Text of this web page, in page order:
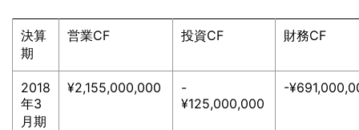
決算
期
営業CF 投資CF 財務CF
2018
年3
月期
¥2,155,000,000
-
¥125,000,000
-